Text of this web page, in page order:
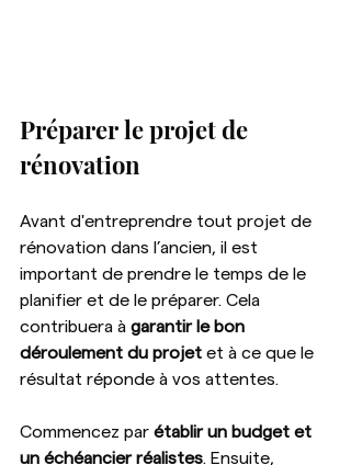
Préparer le projet de
rénovation
Avant d'entreprendre tout projet de
rénovation dans l’ancien, il est
important de prendre le temps de le
planifier et de le préparer. Cela
contribuera à garantir le bon
déroulement du projet et à ce que le
résultat réponde à vos attentes.
Commencez par établir un budget et
un échéancier réalistes. Ensuite,